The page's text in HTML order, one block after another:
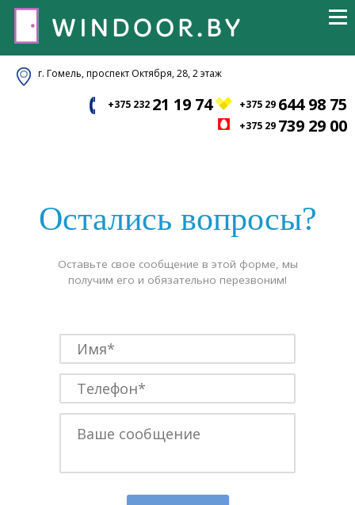
г. Гомель, проспект Октября, 28, 2 этаж
+375 232 21 19 74 +375 29 644 98 75
+375 29 739 29 00
Остались вопросы?
Оставьте свое сообщение в этой форме, мы
получим его и обязательно перезвоним!